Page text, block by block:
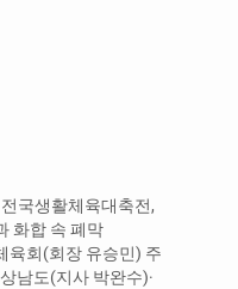
국생활체육대축전,
화합 속 폐막
육회(회장 유승민) 주
남도(지사 박완수)·